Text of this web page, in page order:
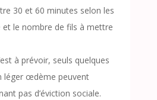
30 et 60 minutes selon les
et le nombre de fils à mettre
à prévoir, seuls quelques
léger œdème peuvent
pas d’éviction sociale.